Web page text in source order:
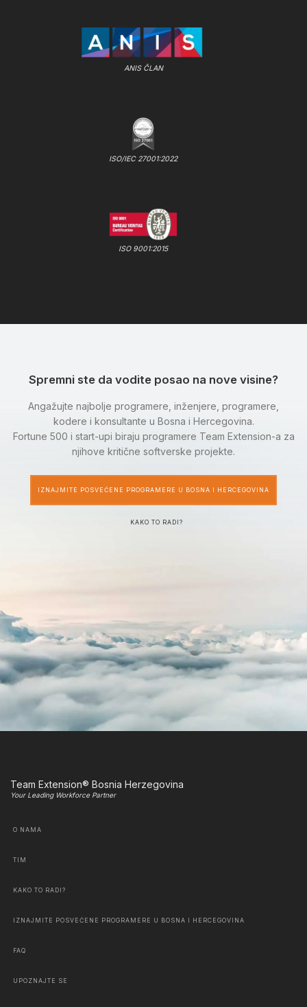
ANIS ČLAN
ISO/IEC 27001:2022
ISO 9001:2015
Spremni ste da vodite posao na nove visine?
Angažujte najbolje programere, inženjere, programere,
kodere i konsultante u Bosna i Hercegovina.
Fortune 500 i start-upi biraju programere Team Extension-a za
njihove kritične softverske projekte.
IZNAJMITE POSVEĆENE PROGRAMERE U BOSNA I HERCEGOVINA
KAKO TO RADI?
Team Extension® Bosnia Herzegovina
Your Leading Workforce Partner
O NAMA
TIM
KAKO TO RADI?
IZNAJMITE POSVEĆENE PROGRAMERE U BOSNA I HERCEGOVINA
FAQ
UPOZNAJTE SE